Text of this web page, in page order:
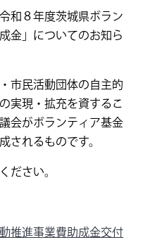
和８年度茨城県ボラン
金」についてのお知ら
市民活動団体の自主的
実現・拡充を資するこ
会がボランティア基金
されるものです。
ださい。
推進事業費助成金交付